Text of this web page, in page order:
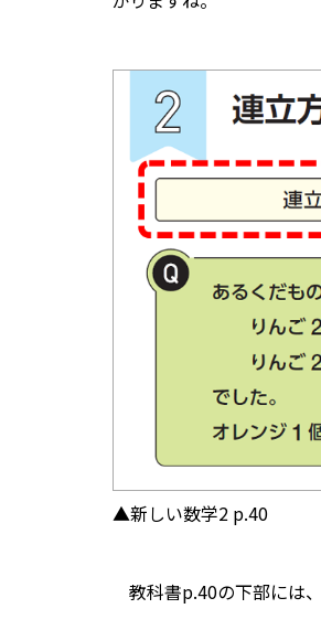
▲新しい数学2 p.40
教科書p.40の下部には